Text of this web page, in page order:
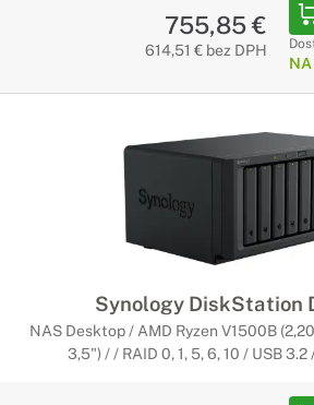
755,85 €
614,51 € bez DPH
Synology DiskStation
NAS Desktop / AMD Ryzen V1500B
3,5") / / RAID 0, 1, 5, 6, 10 / USB